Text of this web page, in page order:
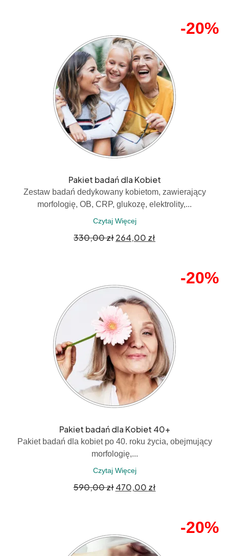
-20%
Pakiet badań dla Kobiet
Zestaw badań dedykowany kobietom, zawierający
morfologię, OB, CRP, glukozę, elektrolity,...
Czytaj Więcej
330,00zł264,00 zł
-20%
Pakiet badań dla Kobiet 40+
Pakiet badań dla kobiet po 40. roku życia, obejmujący
morfologię,...
Czytaj Więcej
590,00zł 470,00 zł
-20%